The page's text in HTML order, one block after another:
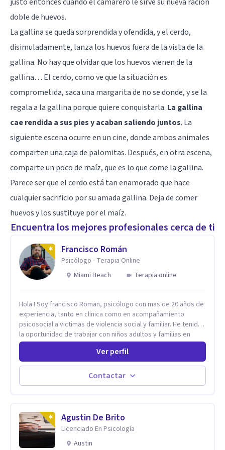
doble de huevos.
La gallina se queda sorprendida y ofendida, y el cerdo,
disimuladamente, lanza los huevos fuera de la vista de la
gallina. No hay que olvidar que los huevos vienen de la
gallina… El cerdo, como ve que la situación es
comprometida, saca una margarita de no se donde, y se la
regala a la gallina porque quiere conquistarla. La gallina
cae rendida a sus pies y acaban saliendo juntos. La
siguiente escena ocurre en un cine, donde ambos animales
comparten una caja de palomitas. Después, en otra escena,
comparte un poco de maíz, que es lo que come la gallina.
Parece ser que el cerdo está tan enamorado que hace
cualquier sacrificio por su amada gallina. Deja de comer
huevos y los sustituye por el maíz.
Encuentra los mejores profesionales cerca de ti
Francisco Román
Psicólogo - Terapia Online
Miami Beach
Terapia online
Hola ! Soy francisco Roman, psicólogo con mas de 20 años de
experiencia, tanto en clinica como en acompañamiento
psicosocial a victimas de violencia social y familiar. He tenido
la oportunidad de trabajar con niños adultos y familias en
todos los espacios y esto me ha dado un una variedad de
aprendizajes que ahora pongo a tu disposicion. En la
actualidad puedo atenderte de manera presencial y/o virtual,
de lunes a sabado. el costo de cada sesión lo acordamos en
el primer contacto
Ver perfil
Contactar
Agustin De Brito
Licenciado En Psicología
Austin